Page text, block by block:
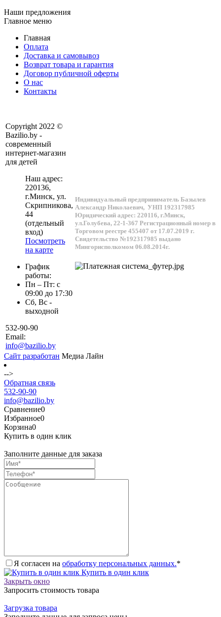
Наши предложения
Главное меню
Главная
Оплата
Доставка и самовывоз
Возврат товара и гарантия
Договор публичной оферты
О нас
Контакты
Copyright 2022 ©
Bazilio.by -
современный
интернет-магазин
для детей
Наш адрес:
220136,
г.Минск, ул.
Скрипникова,
44
(отдельный
вход)
Посмотреть
на карте
График
работы:
Пн – Пт: с
09:00 до 17:30
Сб, Вс -
выходной
532-90-90
Email:
info@bazilio.by
Индивидуальный предприниматель Базылев
Александр Николаевич, УНП 192317985
Юридический адрес: 220116, г.Минск,
ул.Голубева, 22-1-367 Регистрационный номер в
Торговом реестре 455407 от 17.07.2019 г.
Свидетельство №192317985 выдано
Мингорисполкомом 06.08.2014г.
Сайт разработан Медиа Лайн
-->
Обратная связь
532-90-90
info@bazilio.by
Сравнение0
Избранное0
Корзина0
Купить в один клик
Заполните данные для заказа
Я согласен на обработку персональных данных.*
Купить в один клик
Закрыть окно
Запросить стоимость товара
Загрузка товара